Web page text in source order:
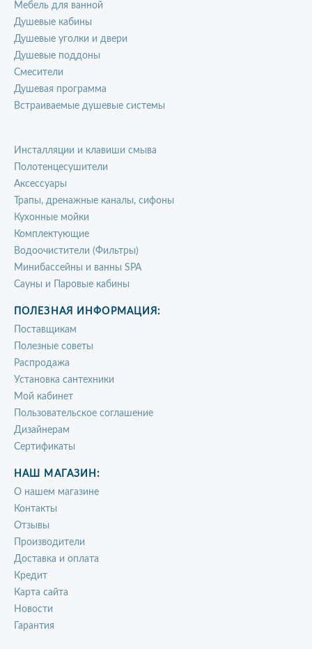
Мебель для ванной
Душевые кабины
Душевые уголки и двери
Душевые поддоны
Смесители
Душевая программа
Встраиваемые душевые системы
Инсталляции и клавиши смыва
Полотенцесушители
Аксессуары
Трапы, дренажные каналы, сифоны
Кухонные мойки
Комплектующие
Водоочистители (Фильтры)
Минибассейны и ванны SPA
Сауны и Паровые кабины
ПОЛЕЗНАЯ ИНФОРМАЦИЯ:
Поставщикам
Полезные советы
Распродажа
Установка сантехники
Мой кабинет
Пользовательское соглашение
Дизайнерам
Сертификаты
НАШ МАГАЗИН:
О нашем магазине
Контакты
Отзывы
Производители
Доставка и оплата
Кредит
Карта сайта
Новости
Гарантия